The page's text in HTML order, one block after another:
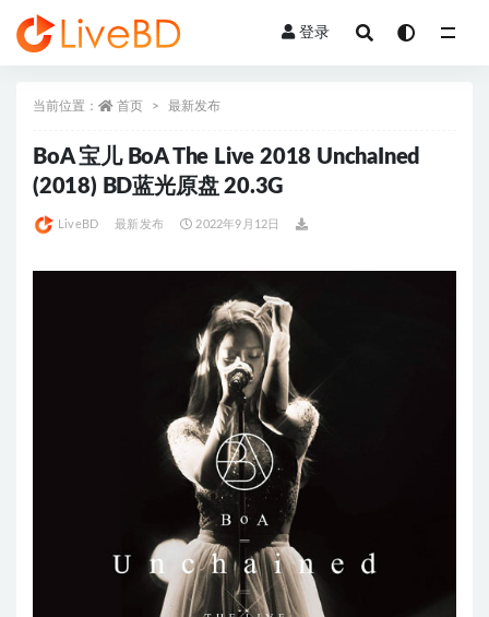
登录
当前位置： 首页 最新发布
BoA 宝儿 BoA The Live 2018 UnchaIned
(2018) BD蓝光原盘 20.3G
LiveBD 最新发布 2022年9月12日